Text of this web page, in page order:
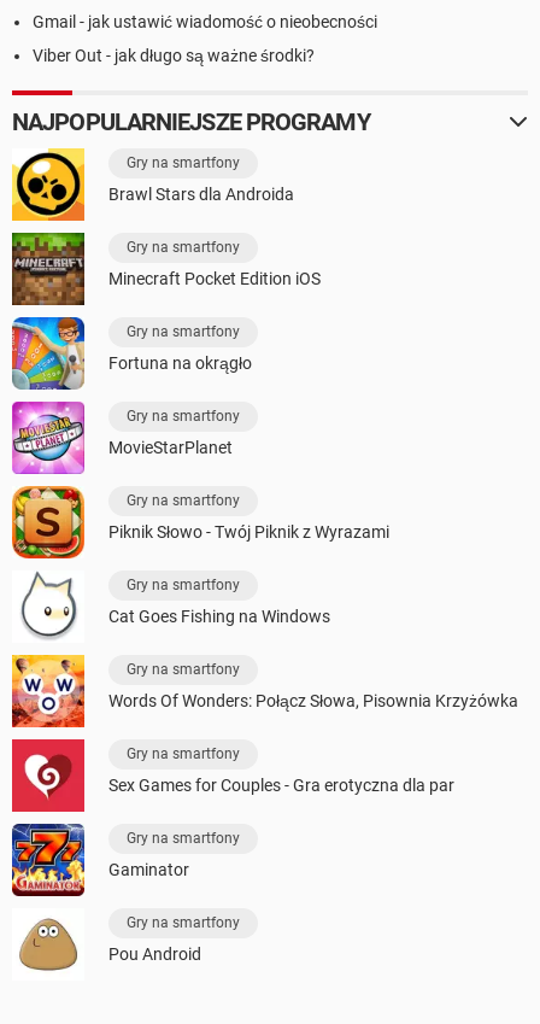
Gmail - jak ustawić wiadomość o nieobecności
Viber Out - jak długo są ważne środki?
NAJPOPULARNIEJSZE PROGRAMY
Gry na smartfony
Brawl Stars dla Androida
Gry na smartfony
Minecraft Pocket Edition iOS
Gry na smartfony
Fortuna na okrągło
Gry na smartfony
MovieStarPlanet
Gry na smartfony
Piknik Słowo - Twój Piknik z Wyrazami
Gry na smartfony
Cat Goes Fishing na Windows
Gry na smartfony
Words Of Wonders: Połącz Słowa, Pisownia Krzyżówka
Gry na smartfony
Sex Games for Couples - Gra erotyczna dla par
Gry na smartfony
Gaminator
Gry na smartfony
Pou Android